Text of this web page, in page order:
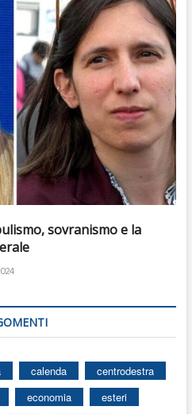
sovranismo e la
calenda
centrodestra
economia
esteri